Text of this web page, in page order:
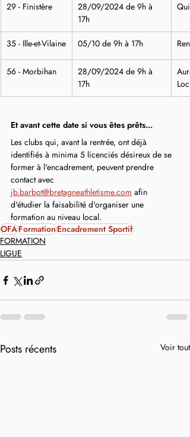
29 - Finistère
28/09/2024 de 9h à
17h
35 - Ille-et-Vilaine 05/10 de 9h à 17h
56 - Morbihan
28/09/2024 de 9h à
17h
Loch
Et avant cette date si vous êtes prêts...
Les clubs qui, avant la rentrée, ont déjà
identifiés à minima 5 licenciés désireux de se
former à l'encadrement, peuvent prendre
contact avec
jb.barbot@bretagneathletisme.com afin
d'étudier la faisabilité d'organiser une
formation au niveau local.
OFAFormationEncadrement Sportif
FORMATION
LIGUE
Posts récents Voir tout